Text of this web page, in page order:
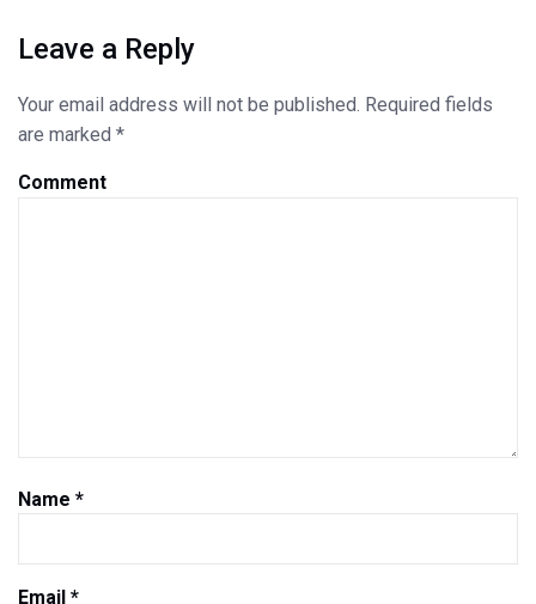
Leave a Reply
Your email address will not be published. Required fields
are marked *
Comment
Name *
Email *